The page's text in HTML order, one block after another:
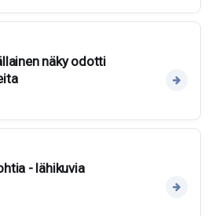
näky odotti
- lähikuvia